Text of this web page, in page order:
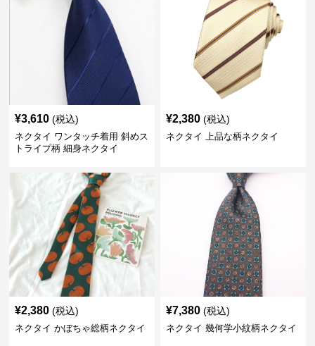
¥3,610 (税込)
ネクタイ ワンタッチ着用 斜めス
トライプ柄 細身ネクタイ
¥2,380 (税込)
ネクタイ 上品な柄ネクタイ
¥2,380 (税込)
ネクタイ かぼちゃ総柄ネクタイ
¥7,380 (税込)
ネクタイ 幾何学小紋柄ネクタイ